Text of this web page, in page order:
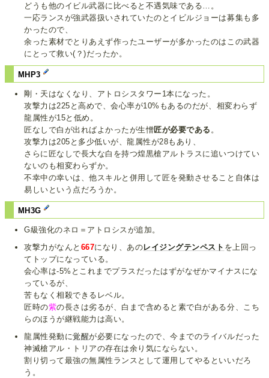
どうも他のイビル武器に比べると不遇気味である…。
一応ランスが強武器扱いされていたのとイビルジョーは募集も多
かったので、
余った素材でとりあえず作ったユーザーが多かったのはこの武器
にとって救い(？)だったか。
MHP3
剛・天はなくなり、アトロシスタワー1本になった。
攻撃力は225と高めで、会心率が10%もあるのだが、相変わらず
龍属性が15と低め。
匠なしで白が出ればよかったが生憎匠が必要である 。
攻撃力は205と多少低いが、龍属性が28もあり、
さらに匠なしで長大な白を持つ煌黒槍アルトラスに追いつけてい
ないのも相変わらずか。
不幸中の幸いは、他スキルと併用して匠を発動させること自体は
易しいという点だろうか。
MH3G
G級強化のネロ＝アトロシスが追加。
攻撃力がなんと 667になり、あのレイジングテンペスト を上回っ
てトップになっている。
会心率は-5%とこれまでプラスだったはずがなぜかマイナスにな
っているが、
苦もなく相殺できるレベル。
匠時の紫の長さは劣るが、白まで含めると素で白がある分、こち
らのほうが継戦能力は高い。
龍属性発動に覚醒が必要になったので、今までのライバルだった
神滅槍アル・トリアの存在は余り気にならない。
割り切って最強の無属性ランスとして運用してやるといいだろ
う。